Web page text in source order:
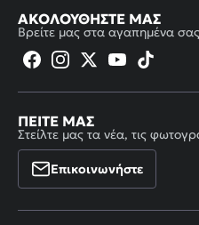
ΑΚΟΛΟΥΘΉΣΤΕ ΜΑΣ
Βρείτε μας στα αγαπημένα
ΠΕΊΤΕ ΜΑΣ
Στείλτε μας τα νέα, τις
Επικοινωνήστε